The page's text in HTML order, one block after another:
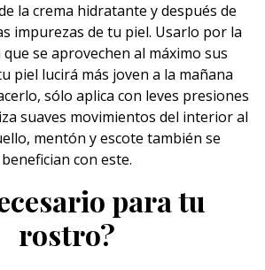
la crema hidratante y después de
impurezas de tu piel. Usarlo por la
que se aprovechen al máximo sus
piel lucirá más joven a la mañana
sólo aplica con leves presiones
suaves movimientos del interior al
mentón y escote también se
benefician con este.
para tu
rostro?